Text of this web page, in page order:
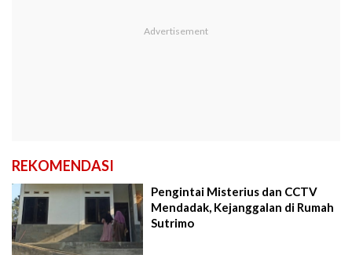
REKOMENDASI
Pengintai Misterius dan CCTV
Mendadak, Kejanggalan di Rumah
Sutrimo